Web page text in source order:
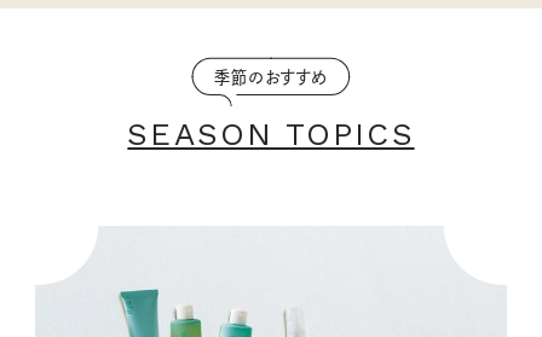
季節のおすすめ
SEASON TOPICS